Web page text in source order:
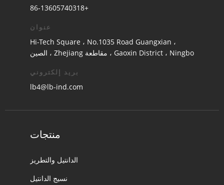
+86-13605740318
عنوان
Hi-Tech Square ، No.1035 Road Guangxian ،
Gaoxin District ، Ningbo ، مقاطعة Zhejiang ، الصين
بريد إلكتروني
lb4@lb-ind.com
منتجات
الدانتيل والتطريز
نسيج الدانتيل